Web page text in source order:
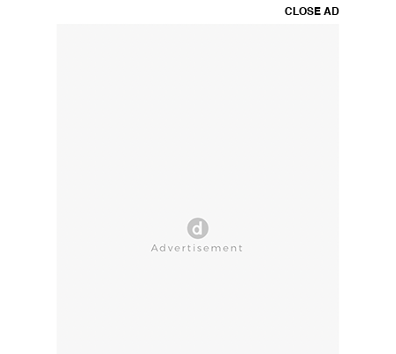
CLOSE AD